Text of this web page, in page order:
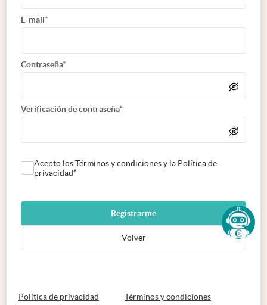
E-mail*
Contraseña*
Verificación de contraseña*
Acepto los Términos y condiciones y la Política de
privacidad*
Registrarme
Volver
Política de privacidad abre en nueva pestaña
Términos y condicionesabre en nueva